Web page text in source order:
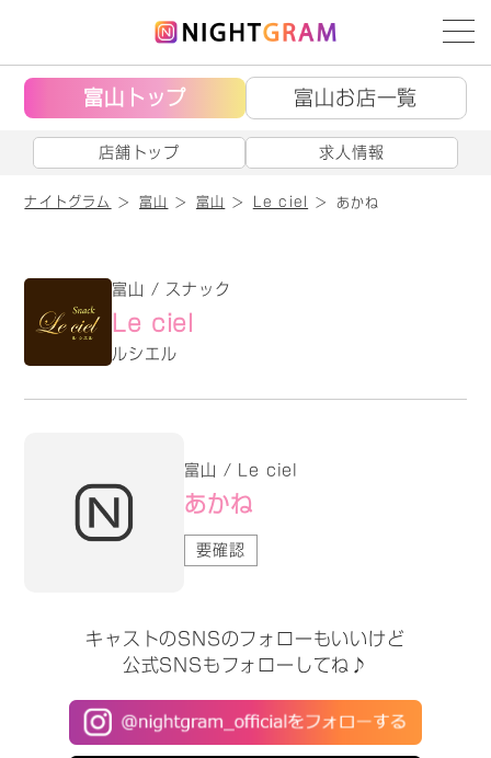
富山トップ 富山お店一覧
店舗トップ 求人情報
ナイトグラム 富山 富山 Le ciel あかね
富山 / スナック
Le ciel
ルシエル
富山 / Le ciel
あかね
要確認
キャストのSNSのフォローもいいけど
公式SNSもフォローしてね♪